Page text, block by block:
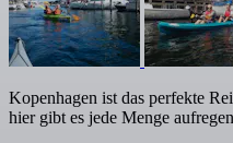
Kopenhagen ist das perfekte
hier gibt es jede Menge